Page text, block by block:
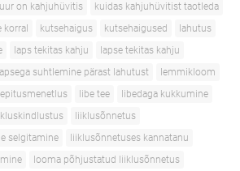
on kahjuhüvitis
kuidas kahjuhüvitist taotleda
korral
kutsehaigus kutsehaigused
lahutus
laps tekitas kahju
lapse tekitas kahju
lapsega suhtlemine pärast lahutust
lemmikloom
lepitusmenetlus libe tee
libedaga kukkumine
liiklusõnnetus
selgitamine
liiklusõnnetuses kannatanu
looma põhjustatud liiklusõnnetus